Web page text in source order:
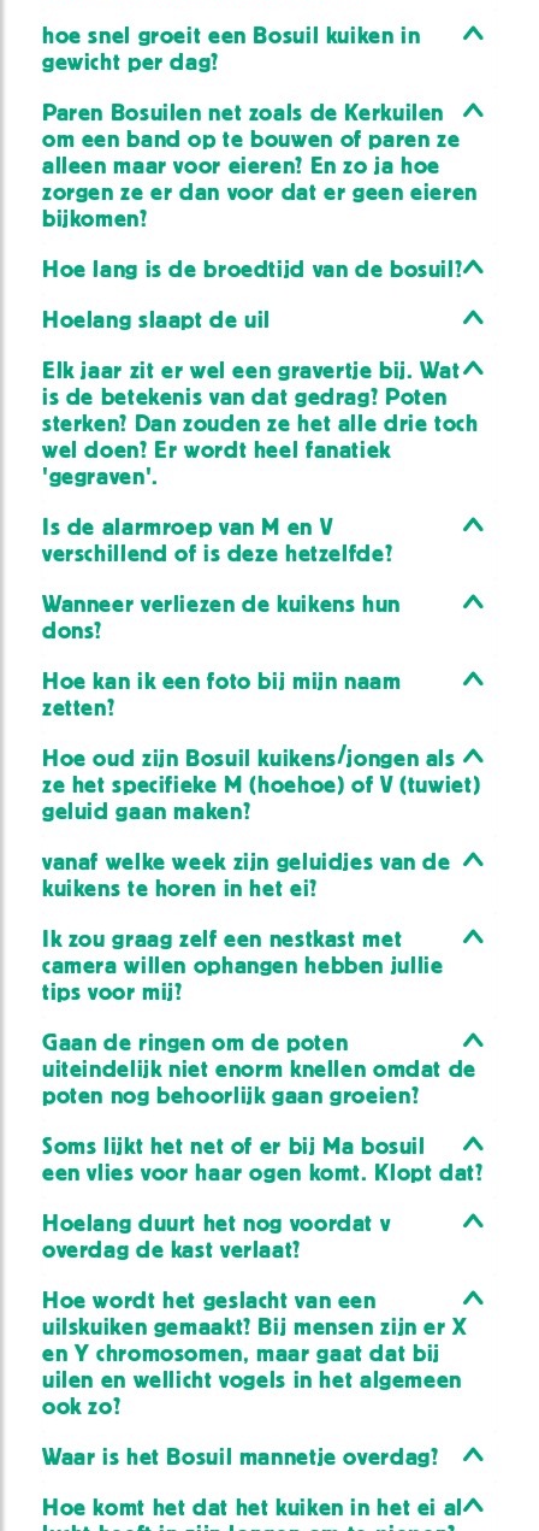
hoe snel groeit een Bosuil kuiken in
gewicht per dag?
Paren Bosuilen net zoals de Kerkuilen
om een band op te bouwen of paren ze
alleen maar voor eieren? En zo ja hoe
zorgen ze er dan voor dat er geen eieren
bijkomen?
Hoe lang is de broedtijd van de bosuil?
Hoelang slaapt de uil
Elk jaar zit er wel een gravertje bij. Wat
is de betekenis van dat gedrag? Poten
sterken? Dan zouden ze het alle drie toch
wel doen? Er wordt heel fanatiek
'gegraven'.
Is de alarmroep van M en V
verschillend of is deze hetzelfde?
Wanneer verliezen de kuikens hun
dons?
Hoe kan ik een foto bij mijn naam
zetten?
Hoe oud zijn Bosuil kuikens/jongen als
ze het specifieke M (hoehoe) of V (tuwiet)
geluid gaan maken?
vanaf welke week zijn geluidjes van de
kuikens te horen in het ei?
Ik zou graag zelf een nestkast met
camera willen ophangen hebben jullie
tips voor mij?
Gaan de ringen om de poten
uiteindelijk niet enorm knellen omdat de
poten nog behoorlijk gaan groeien?
Soms lijkt het net of er bij Ma bosuil
een vlies voor haar ogen komt. Klopt dat?
Hoelang duurt het nog voordat v
overdag de kast verlaat?
Hoe wordt het geslacht van een
uilskuiken gemaakt? Bij mensen zijn er X
en Y chromosomen, maar gaat dat bij
uilen en wellicht vogels in het algemeen
ook zo?
Waar is het Bosuil mannetje overdag?
Hoe komt het dat het kuiken in het ei al